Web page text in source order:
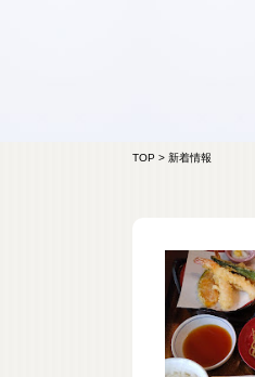
TOP > 新着情報